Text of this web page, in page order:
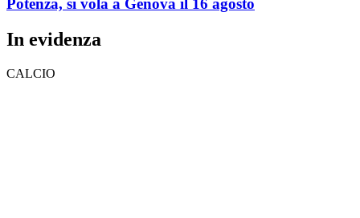
Potenza, si vola a Genova il 16 agosto
In evidenza
CALCIO